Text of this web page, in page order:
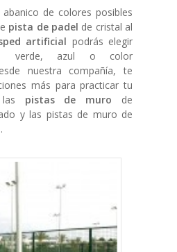
de colores posibles
pista de padel de cristal al
artificial podrás elegir
verde, azul o color
nuestra compañía, te
más para practicar tu
las pistas de muro de
y las pistas de muro de